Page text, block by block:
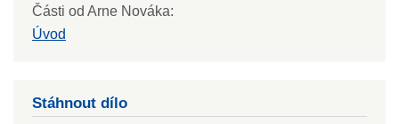
Části od Arne Nováka:
Úvod
Stáhnout dílo